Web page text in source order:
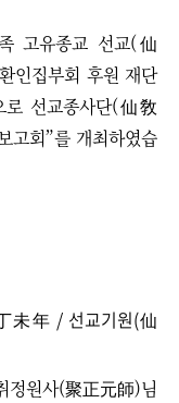
고유종교 선교(仙
인집부회 후원 재단
로 선교종사단(仙敎
고회”를 개최하였습
未年 / 선교기원(仙
정원사(聚正元師)님